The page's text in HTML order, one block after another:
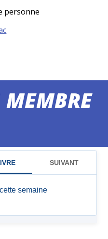
personne
END